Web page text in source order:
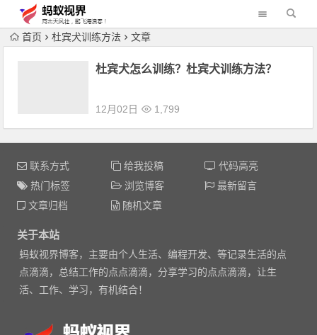
首页 杜宾犬训练方法 文章
杜宾犬怎么训练？杜宾犬训练方法？
12月02日 1,799
联系方式 给我投稿
代码高亮
热门标签
浏览博客
最新留言
文章归档
随机文章
关于本站
蚂蚁视界博客，主要由个人生活、编程开发、等记录生活的点
点滴滴，总结工作的点点滴滴，分享学习的点点滴滴，让生
活、工作、学习，有机结合！